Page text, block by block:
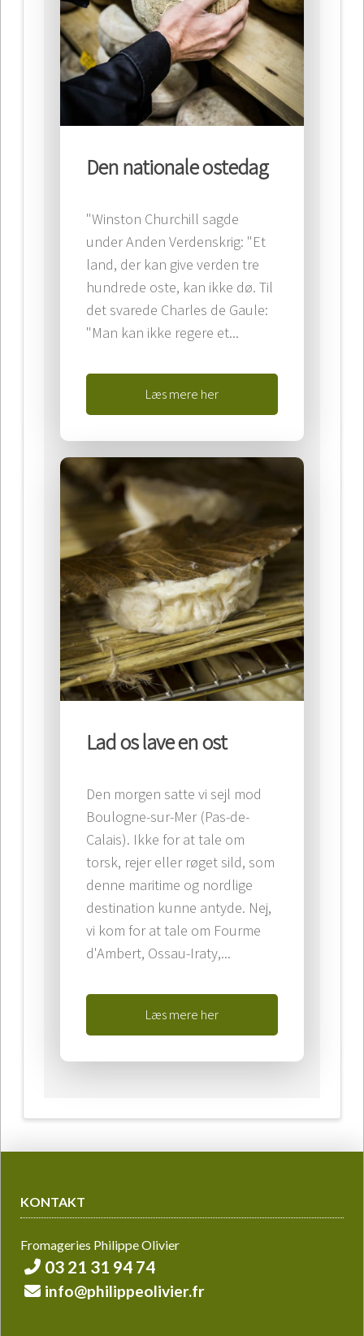
Den nationale ostedag
"Winston Churchill sagde
under Anden Verdenskrig: "Et
land, der kan give verden tre
hundrede oste, kan ikke dø. Til
det svarede Charles de Gaule:
"Man kan ikke regere et...
Læs mere her
Lad os lave en ost
Den morgen satte vi sejl mod
Boulogne-sur-Mer (Pas-de-
Calais). Ikke for at tale om
torsk, rejer eller røget sild, som
denne maritime og nordlige
destination kunne antyde. Nej,
vi kom for at tale om Fourme
d'Ambert, Ossau-Iraty,...
Læs mere her
KONTAKT
Fromageries Philippe Olivier
03 21 31 94 74
info@philippeolivier.fr